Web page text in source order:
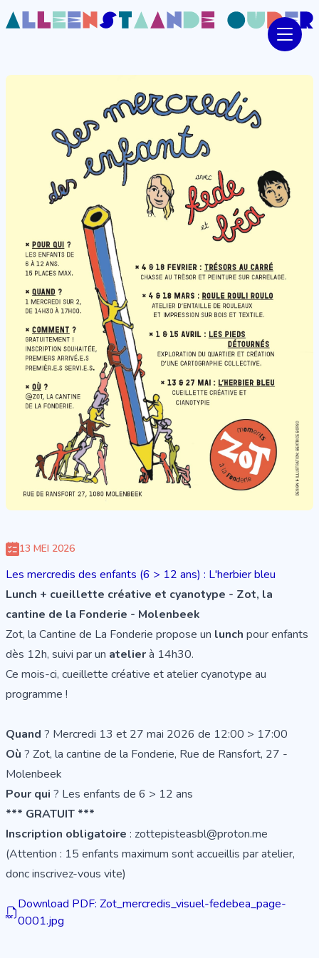
13 MEI 2026
Les mercredis des enfants (6 > 12 ans) : L'herbier bleu
Lunch + cueillette créative et cyanotype - Zot, la
cantine de la Fonderie - Molenbeek
Zot, la Cantine de La Fonderie propose un lunch pour enfants
dès 12h, suivi par un atelierà 14h30.
Ce mois-ci, cueillette créative et atelier cyanotype au
programme !
Quand ? Mercredi 13 et 27 mai 2026 de 12:00 > 17:00
Où ? Zot, la cantine de la Fonderie, Rue de Ransfort, 27 -
Molenbeek
Pour qui ? Les enfants de 6 > 12 ans
*** GRATUIT ***
Inscription obligatoire : zottepisteasbl@proton.me
(Attention : 15 enfants maximum sont accueillis par atelier,
donc inscrivez-vous vite)
Download PDF: Zot_mercredis_visuel-fedebea_page-
0001.jpg